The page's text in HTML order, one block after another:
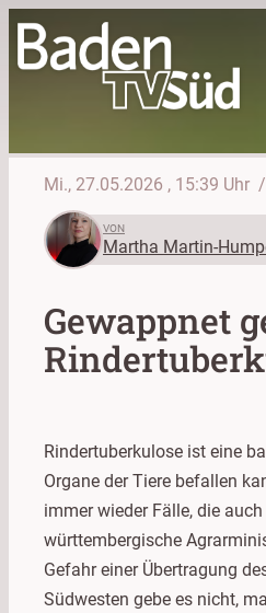
Mi., 27.05.2026 , 15:39 Uhr /
VON
Martha Martin-
Gewappnet
Rindertuberkulose ist eine
Organe der Tiere befallen
immer wieder Fälle, die
württembergische
Gefahr einer Übertragung
Südwesten gebe es nicht,